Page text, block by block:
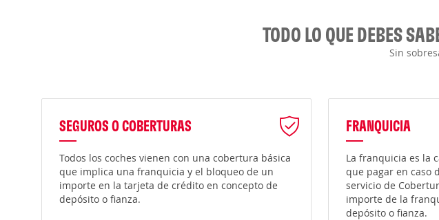
TODO LO QUE DEBES
Sin
SEGUROS O COBERTURAS
Todos los coches vienen con una cobertura básica
que implica una franquicia y el bloqueo de un
importe en la tarjeta de crédito en concepto de
depósito o fianza.
FRANQUICIA
La franquicia es la
que pagar en caso
servicio de
importe de la
depósito o fianza.